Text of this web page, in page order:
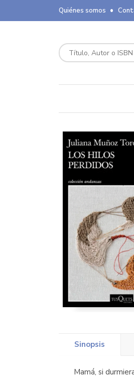
Quiénes somos
Sinopsis
Mamá, si